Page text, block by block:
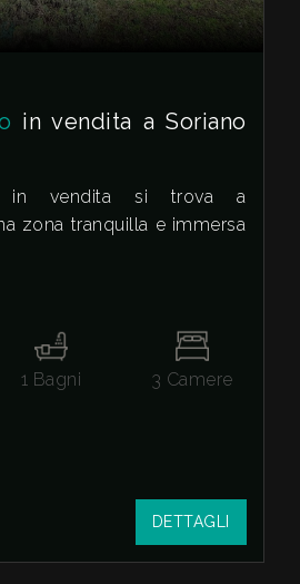
in vendita a Soriano
in vendita si trova a
zona tranquilla e immersa
essere acquistato e abitato.
metri quadrati è composto
un ampio e godibile
trascorrere momenti di
1 Bagni 3 Camere
DETTAGLI